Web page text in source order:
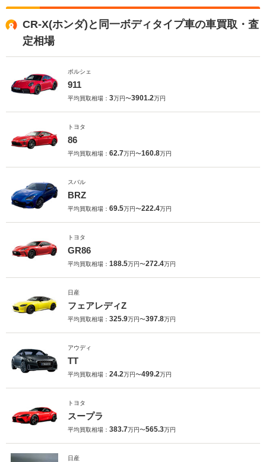
CR-X(ホンダ)と同一ボディタイプ車の車買取・査
定相場
ポルシェ
911
平均買取相場： 3万円〜3901.2万円
トヨタ
86
平均買取相場： 62.7万円〜160.8万円
スバル
BRZ
平均買取相場： 69.5万円〜222.4万円
トヨタ
GR86
平均買取相場： 188.5万円〜272.4万円
日産
フェアレディZ
平均買取相場： 325.9万円〜397.8万円
アウディ
TT
平均買取相場： 24.2万円〜499.2万円
トヨタ
スープラ
平均買取相場： 383.7万円〜565.3万円
日産